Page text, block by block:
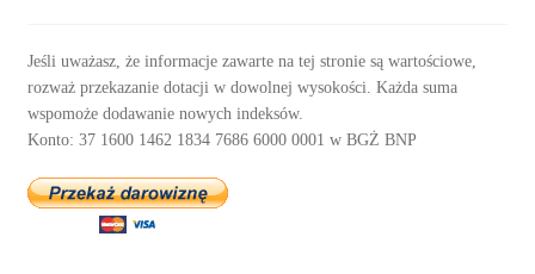
Jeśli uważasz, że informacje zawarte na tej stronie są wartościowe,
rozważ przekazanie dotacji w dowolnej wysokości. Każda suma
wspomoże dodawanie nowych indeksów.
Konto: 37 1600 1462 1834 7686 6000 0001 w BGŻ BNP